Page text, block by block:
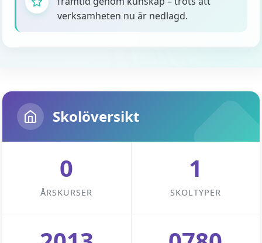
verksamheten nu är nedlagd.
Skolöversikt
0
ÅRSKURSER
1
SKOLTYPER